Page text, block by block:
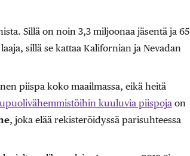
Sillä on noin 3,3 miljoonaa jäsentä ja 65
sillä se kattaa Kalifornian ja Nevadan
piispa koko maailmassa, eikä heitä
kuuluvia piispojaon
, joka elää rekisteröidyssä parisuhteessa